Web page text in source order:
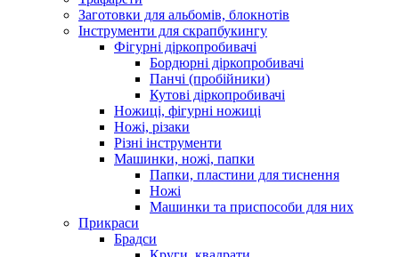
Заготовки для альбомів, блокнотів
Інструменти для скрапбукингу
Фігурні діркопробивачі
Бордюрні діркопробивачі
Панчі (пробійники)
Кутові діркопробивачі
Ножиці, фігурні ножиці
Ножі, різаки
Різні інструменти
Машинки, ножі, папки
Папки, пластини для тиснення
Ножі
Машинки та приспособи для них
Прикраси
Брадси